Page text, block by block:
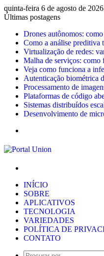
quinta-feira 6 de agosto de 2026
Últimas postagens
Drones autônomos:
Como a análise preditiva
Virtualização de redes:
Malha de serviços: como
Veja como funciona a
Autenticação biométrica
Processamento de
Plataformas de código
Sistemas distribuídos
Desenvolvimento de
INÍCIO
SOBRE
APLICATIVOS
TECNOLOGIA
VARIEDADES
POLÍTICA DE
CONTATO